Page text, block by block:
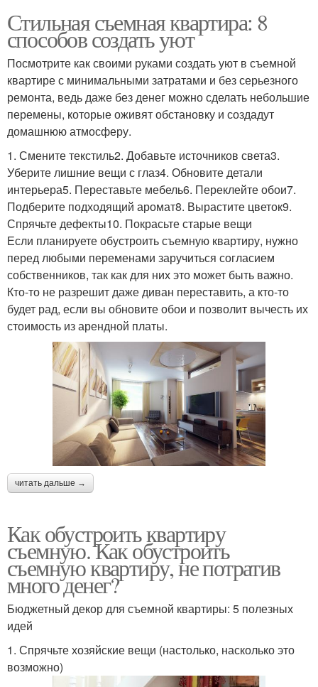
Стильная съемная квартира: 8
способов создать уют
Посмотрите как своими руками создать уют в съемной
квартире с минимальными затратами и без серьезного
ремонта, ведь даже без денег можно сделать небольшие
перемены, которые оживят обстановку и создадут
домашнюю атмосферу.
1. Смените текстиль2. Добавьте источников света3.
Уберите лишние вещи с глаз4. Обновите детали
интерьера5. Переставьте мебель6. Переклейте обои7.
Подберите подходящий аромат8. Вырастите цветок9.
Спрячьте дефекты10. Покрасьте старые вещи
Если планируете обустроить съемную квартиру, нужно
перед любыми переменами заручиться согласием
собственников, так как для них это может быть важно.
Кто-то не разрешит даже диван переставить, а кто-то
будет рад, если вы обновите обои и позволит вычесть их
стоимость из арендной платы.
читать дальше →
Как обустроить квартиру
съемную. Как обустроить
съемную квартиру, не потратив
много денег?
Бюджетный декор для съемной квартиры: 5 полезных
идей
1. Спрячьте хозяйские вещи (настолько, насколько это
возможно)